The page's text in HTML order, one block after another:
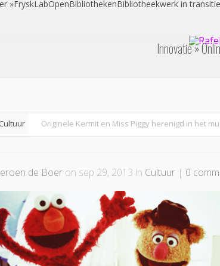
FryskLabOpenBibliothekenBibliotheekwerk in transitie
Innovatie
Cultuur Originele Kermit en Miss Piggy herenigd in het
de Boer on sep 29, 2013 in Cultuur | 0